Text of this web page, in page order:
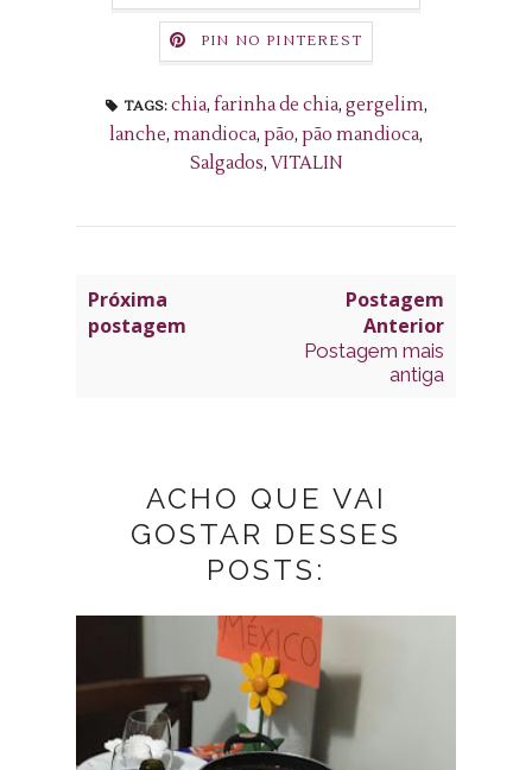
PIN NO PINTEREST
TAGS: chia, farinha de chia, gergelim,
lanche, mandioca, pão, pão mandioca,
Salgados, VITALIN
Próxima
postagem
Postagem
Anterior
Postagem mais
antiga
ACHO QUE VAI
GOSTAR DESSES
POSTS: